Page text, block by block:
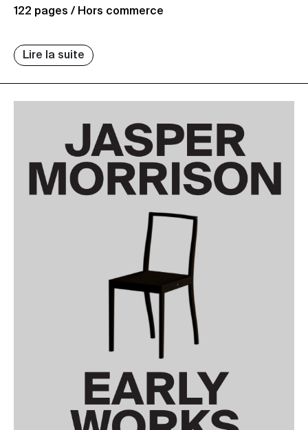
122 pages / Hors commerce
Lire la suite